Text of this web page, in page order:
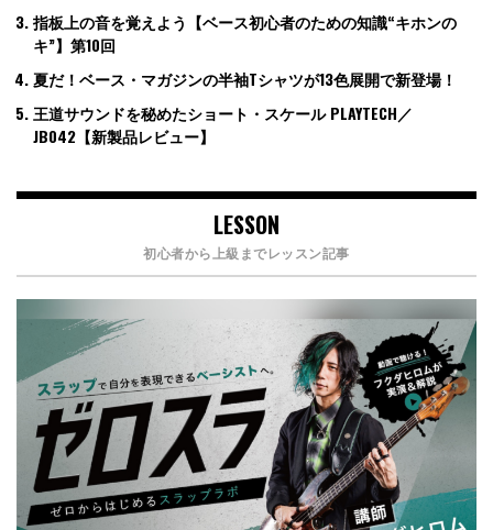
指板上の音を覚えよう【ベース初心者のための知識“キホンの
キ”】第10回
夏だ！ベース・マガジンの半袖Tシャツが13色展開で新登場！
王道サウンドを秘めたショート・スケール PLAYTECH／
JB042【新製品レビュー】
LESSON
初心者から上級までレッスン記事